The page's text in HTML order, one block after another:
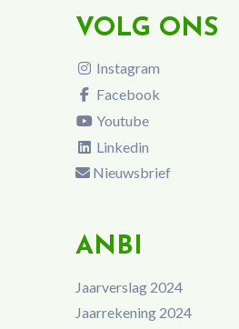
VOLG ONS
Instagram
Facebook
Youtube
Linkedin
Nieuwsbrief
ANBI
Jaarverslag 2024
Jaarrekening 2024